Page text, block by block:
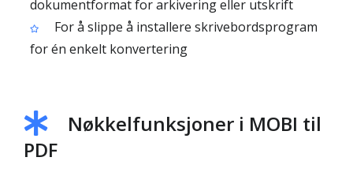
dokumentformat for arkivering eller utskrift
For å slippe å installere skrivebordsprogram
for én enkelt konvertering
Nøkkelfunksjoner i MOBI til
PDF